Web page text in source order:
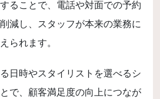
ることで、電話や対面での予約
減し、スタッフが本来の業務に
られます。
日時やスタイリストを選べるシ
で、顧客満足度の向上につなが